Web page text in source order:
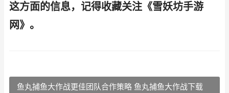
这方面的信息，记得收藏关注《雪妖坊手游
网》。
鱼丸捕鱼大作战更佳团队合作策略 鱼丸捕鱼大作战下载